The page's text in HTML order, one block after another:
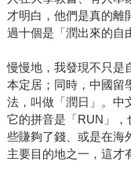
才明白，他們是真的離
過十個是「潤出來的自
慢慢地，我發現不只是
本定居；同時，中國留
法，叫做「潤日」。中
它的拼音是「RUN」
些賺夠了錢、或是在海
主要目的地之一，這才